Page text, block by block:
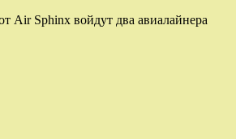
Air Sphinx войдут два авиалайнера